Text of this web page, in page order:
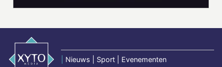
Nieuws | Sport | Evenementen